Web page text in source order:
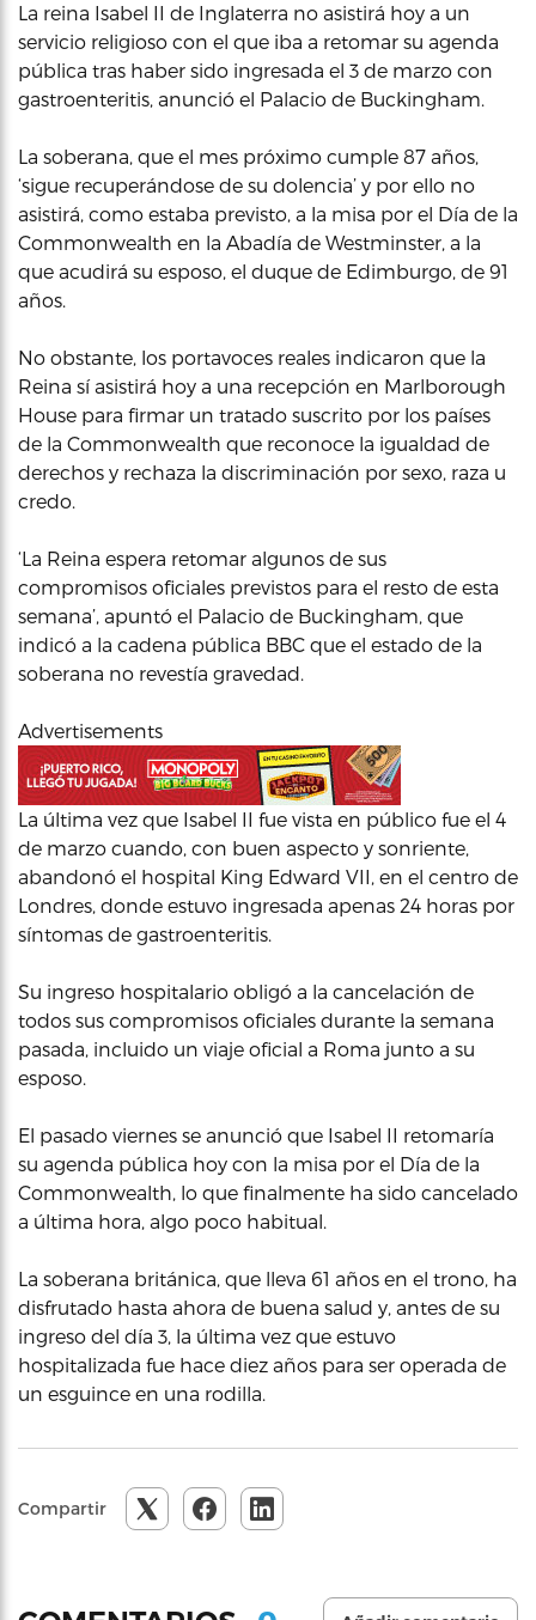
La reina Isabel II de Inglaterra no asistirá hoy a un
servicio religioso con el que iba a retomar su agenda
pública tras haber sido ingresada el 3 de marzo con
gastroenteritis, anunció el Palacio de Buckingham.
La soberana, que el mes próximo cumple 87 años,
‘sigue recuperándose de su dolencia’ y por ello no
asistirá, como estaba previsto, a la misa por el Día de la
Commonwealth en la Abadía de Westminster, a la
que acudirá su esposo, el duque de Edimburgo, de 91
años.
No obstante, los portavoces reales indicaron que la
Reina sí asistirá hoy a una recepción en Marlborough
House para firmar un tratado suscrito por los países
de la Commonwealth que reconoce la igualdad de
derechos y rechaza la discriminación por sexo, raza u
credo.
‘La Reina espera retomar algunos de sus
compromisos oficiales previstos para el resto de esta
semana’, apuntó el Palacio de Buckingham, que
indicó a la cadena pública BBC que el estado de la
soberana no revestía gravedad.
Advertisements
La última vez que Isabel II fue vista en público fue el 4
de marzo cuando, con buen aspecto y sonriente,
abandonó el hospital King Edward VII, en el centro de
Londres, donde estuvo ingresada apenas 24 horas por
síntomas de gastroenteritis.
Su ingreso hospitalario obligó a la cancelación de
todos sus compromisos oficiales durante la semana
pasada, incluido un viaje oficial a Roma junto a su
esposo.
El pasado viernes se anunció que Isabel II retomaría
su agenda pública hoy con la misa por el Día de la
Commonwealth, lo que finalmente ha sido cancelado
a última hora, algo poco habitual.
La soberana británica, que lleva 61 años en el trono, ha
disfrutado hasta ahora de buena salud y, antes de su
ingreso del día 3, la última vez que estuvo
hospitalizada fue hace diez años para ser operada de
un esguince en una rodilla.
Compartir